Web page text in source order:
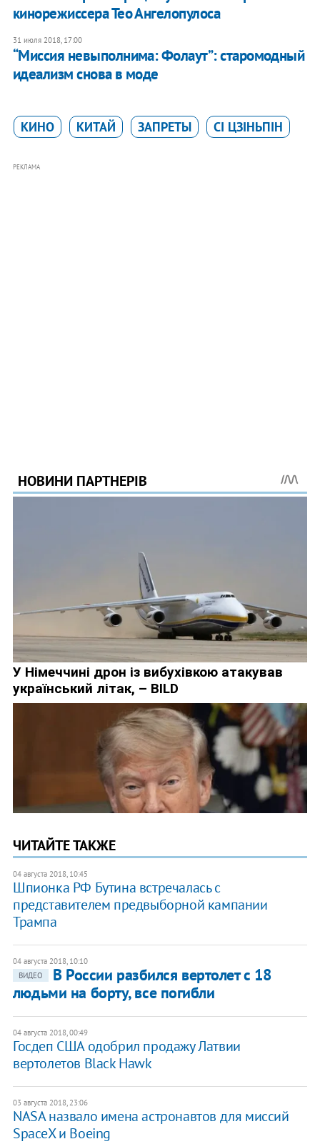
кинорежиссера Тео Ангелопулоса
31 июля 2018, 17:00
​“Миссия невыполнима: Фолаут”: старомодный
идеализм снова в моде
КИНО КИТАЙ ЗАПРЕТЫ СІ ЦЗІНЬПІН
РЕКЛАМА
ЧИТАЙТЕ ТАКЖЕ
04 августа 2018, 10:45
Шпионка РФ Бутина встречалась с
представителем предвыборной кампании
Трампа
04 августа 2018, 10:10
ВИДЕО
В России разбился вертолет с 18
людьми на борту, все погибли
04 августа 2018, 00:49
Госдеп США одобрил продажу Латвии
вертолетов Black Hawk
03 августа 2018, 23:06
NASA назвало имена астронавтов для миссий
SpaceX и Boeing